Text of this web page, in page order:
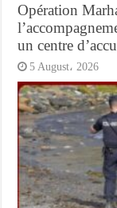
Opération
un centre
5 August، 2026